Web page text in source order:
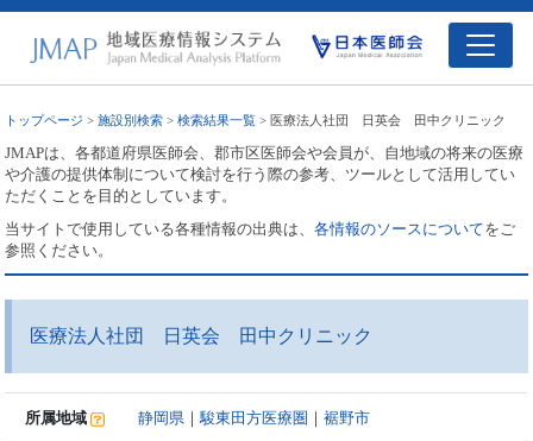
トップページ >施設別検索 >検索結果一覧 > 医療法人社団 日英会 田中クリニック
JMAPは、各都道府県医師会、郡市区医師会や会員が、自地域の将来の医療
や介護の提供体制について検討を行う際の参考、ツールとして活用してい
ただくことを目的としています。
当サイトで使用している各種情報の出典は、各情報のソースについてをご
参照ください。
医療法人社団 日英会 田中クリニック
所属地域 静岡県 ｜駿東田方医療圏 ｜裾野市